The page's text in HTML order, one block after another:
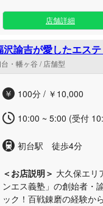
ービスを身近に提供いたします。 カウン
じてお客様お一人おひと
的ではない最適なトリー
「初台ルーム」は、都会
た非日常のプライベート
と、心から満たされる究
店舗詳細
沢諭吉が愛したエス
・幡ヶ谷 / 店舗型
100分 / ￥10,000
10:00 ~ 5:00 (受付
初台駅 徒歩4分
＜お店説明＞ 大久保エリ
ンエス義塾」の創始者・
ック！百戦錬磨の経験か